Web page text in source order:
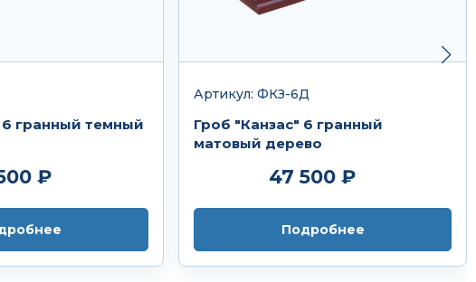
гранный темный
₽
Артикул: ФКЗ-6Д
Гроб "Канзас" 6 гранный
матовый дерево
47 500 ₽
Подробнее